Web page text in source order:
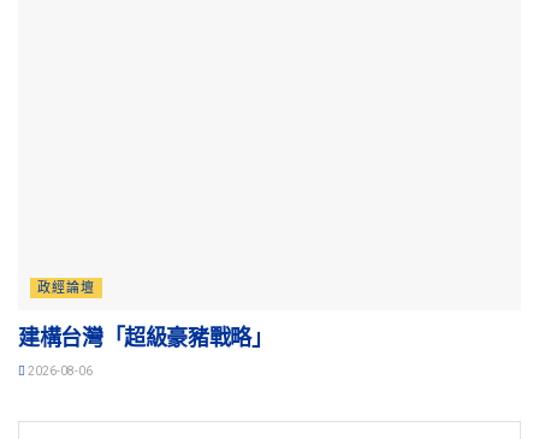
政經論壇
建構台灣「超級豪豬戰略」
2026-08-06